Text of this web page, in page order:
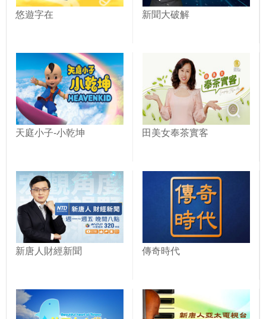
悠遊字在 新聞大破解
天庭小子-小乾坤 田美女奉茶實客
新唐人財經新聞 傳奇時代